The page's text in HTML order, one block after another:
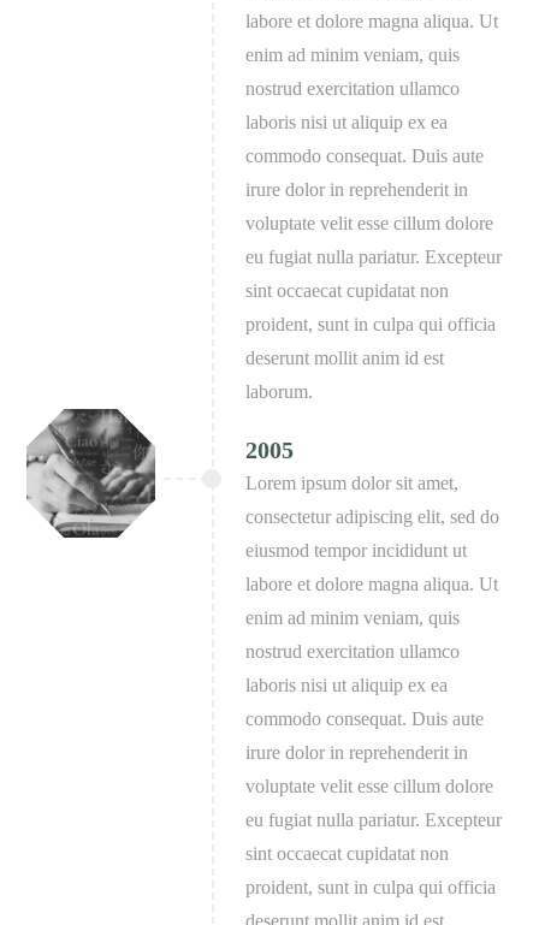
labore et dolore magna aliqua. Ut
enim ad minim veniam, quis
nostrud exercitation ullamco
laboris nisi ut aliquip ex ea
commodo consequat. Duis aute
irure dolor in reprehenderit in
voluptate velit esse cillum dolore
eu fugiat nulla pariatur. Excepteur
sint occaecat cupidatat non
proident, sunt in culpa qui officia
deserunt mollit anim id est
laborum.
2005
Lorem ipsum dolor sit amet,
consectetur adipiscing elit, sed do
eiusmod tempor incididunt ut
labore et dolore magna aliqua. Ut
enim ad minim veniam, quis
nostrud exercitation ullamco
laboris nisi ut aliquip ex ea
commodo consequat. Duis aute
irure dolor in reprehenderit in
voluptate velit esse cillum dolore
eu fugiat nulla pariatur. Excepteur
sint occaecat cupidatat non
proident, sunt in culpa qui officia